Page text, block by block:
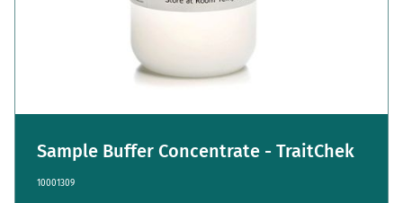
Sample Buffer Concentrate - TraitChek
10001309